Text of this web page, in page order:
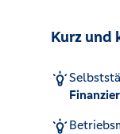
Kurz und